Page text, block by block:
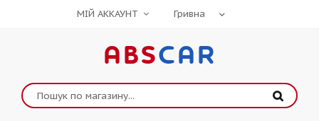
МІЙ АККАУНТ
ABSCAR